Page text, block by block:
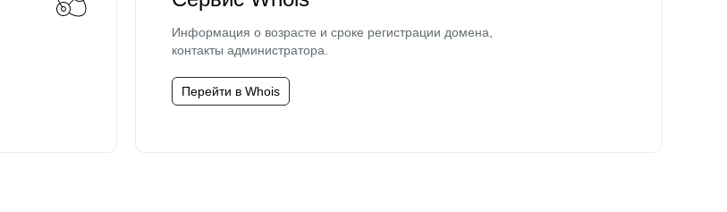
Информация о возрасте и сроке регистрации домена,
контакты администратора.
Перейти в Whois